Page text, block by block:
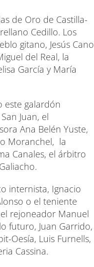
de Oro de Castilla-
Cedillo. Los
gitano, Jesús Cano
del Real, la
García y María
este galardón
Juan, el
Ana Belén Yuste,
Moranchel, la
Canales, el árbitro
internista, Ignacio
o el teniente
el rejoneador Manuel
futuro, Juan Garrido,
Oesía, Luis Furnells,
Cassina.